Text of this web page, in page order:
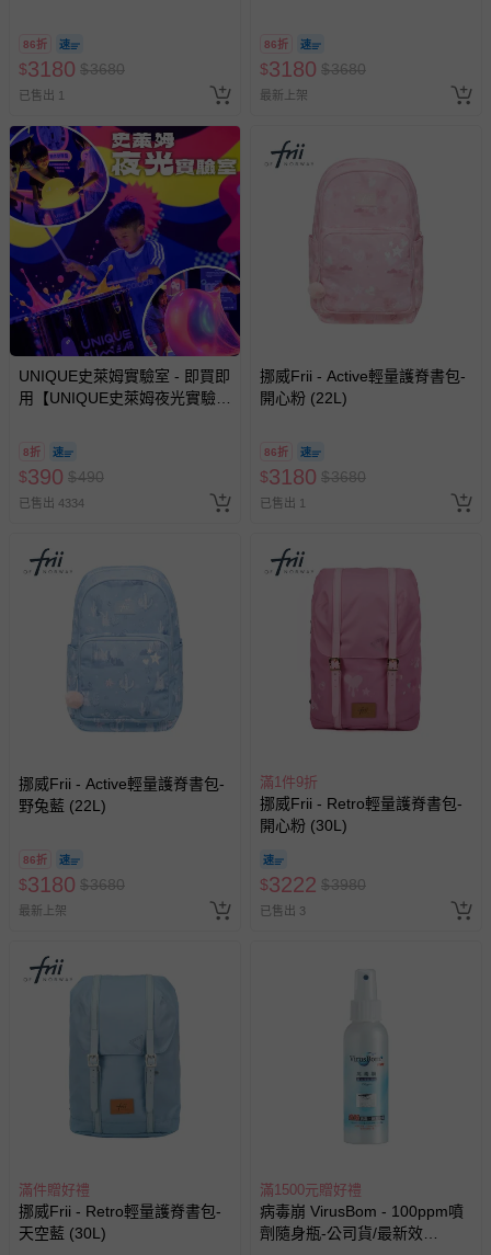
勿缺漏任何配件或損毀原廠外盒。
退換貨須知
您所購買的商品享有7天的鑑賞期／猶豫期權益，但此期間
並非試用期，您所退回的商品必須是未經使用的全新狀態，
包含完整包裝、配件、說明文件及贈品等。
如需退換貨，請於收到商品7天（含例假日內提出），如為
瑕疵退換貨所產生的運費，將由媽咪愛負責處理，若非瑕疵
退貨，您可至『查詢訂單』>『已出貨』中查詢該筆訂單，
並點選『我要退貨』即可進行申請。若有相關退貨問題，請
至媽咪愛
LINE@客服ID: @mamilove
我們將依序為您處理
與服務，謝謝。
針對滿件折/滿額贈…等活動，如因部份退貨，而該訂單保
回。
部分商品依據消費者保護法的規定，不適用七天鑑賞期/猶
易於腐敗、保存期限較短或解約時即將逾期（例如生鮮
商品、食品等）。
客製化商品（例如客製生日書、姓名貼等）。
報紙、期刊或雜誌（惟書籍如經拆封、使用，則酌收整
新費用）。
經消費者拆封之影音商品或電腦軟體（例如 DVD、CD
等）。
上服務，經消費者事先同意始提供（例如線上課程、遊
戲或活動點數等）。
-個人衛生用品（例如尿布、貼身衣物、泳裝、襪子、地
墊、寢具類等）。
-新生兒親膚衣物（嬰幼兒包巾與背巾、包屁衣、學習
帶束縛衣、餐搖椅等）。
國際航空、客運、訂房等服務。
相關的退換貨辦理流程，可詳見： 退換貨 & 退款問題
其他常見問題：
運送服務：目前提供的運送僅限台灣本島。如您位於離島地
區，可能會無法配送，或須依據商品需加收離島運費。廠商
86折
$3180 $3680
已售出 1
86折
$3180 $3680
最新上架
UNIQUE史萊姆實驗室 - 即買即
用【UNIQUE史萊姆夜光實驗室
訂單編號兌換，逾期作廢) (大
人小孩均一價(3歲以上需購票))
8折
$390 $490
已售出 4334
挪威Frii - Active輕量護脊書包-
開心粉 (22L)
86折
$3180 $3680
已售出 1
挪威Frii - Active輕量護脊書包-
野兔藍 (22L)
86折
$3180 $3680
最新上架
滿1件9折
挪威Frii - Retro輕量護脊書包-
開心粉 (30L)
$3222 $3980
已售出 3
滿件贈好禮
挪威Frii - Retro輕量護脊書包-
天空藍 (30L)
滿1500元贈好禮
病毒崩 VirusBom - 100ppm噴
劑隨身瓶-公司貨/最新效